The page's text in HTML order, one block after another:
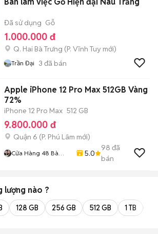
Đã sử dụng Gỗ
1.000.000 đ
Q. Hai Bà Trưng (P. Vĩnh Tuy mới)
Trần Đại 3 đã bán
Apple iPhone 12 Pro Max 512GB Vàng
72%
iPhone 12 Pro Max 512 GB
9.800.000 đ
Quận 6 (P. Phú Lâm mới)
Cửa Hàng 48 Bà
5.0
98 đã
bán
lượng nào ?
128 GB 256 GB 512 GB 1 TB